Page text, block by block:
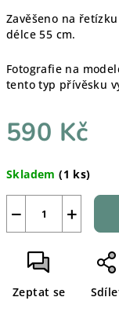
Zavěšeno na
délce 55 cm.
Fotografie na
tento typ přívěsku
590 Kč
cena:
Skladem(1 ks)
+
−
Zeptat se